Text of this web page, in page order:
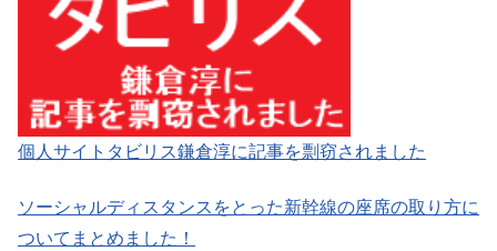
個人サイトタビリス鎌倉淳に記事を剽窃されました
ソーシャルディスタンスをとった新幹線の座席の取り方に
ついてまとめました！